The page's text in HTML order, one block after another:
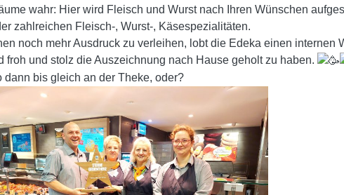
wahr: Hier wird Fleisch und Wurst nach Ihren Wünschen
zahlreichen Fleisch-, Wurst-, Käsespezialitäten.
noch mehr Ausdruck zu verleihen, lobt die Edeka einen internen
und stolz die Auszeichnung nach Hause geholt zu haben.
dann bis gleich an der Theke, oder?